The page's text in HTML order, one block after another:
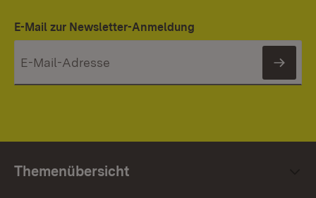
E-Mail zur Newsletter-Anmeldung
Themenübersicht